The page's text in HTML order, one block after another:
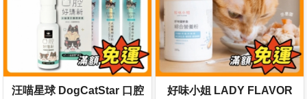
汪喵星球 DogCatStar 口腔
好味小姐 LADY FLAVOR